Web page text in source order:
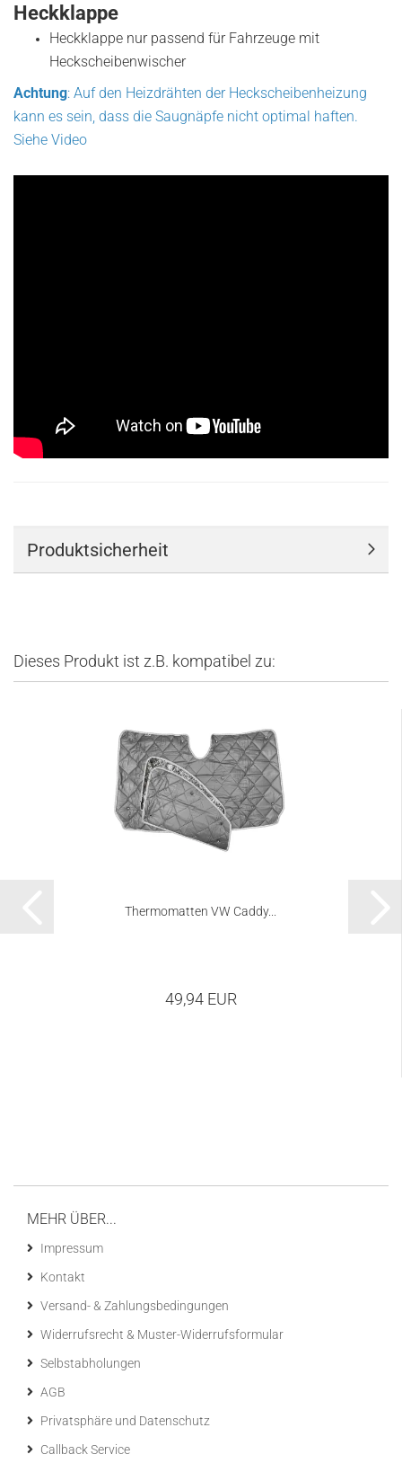
Heckklappe
Heckklappe nur passend für Fahrzeuge mit
Heckscheibenwischer
Achtung: Auf den Heizdrähten der Heckscheibenheizung
kann es sein, dass die Saugnäpfe nicht optimal haften.
Siehe Video
Produktsicherheit
Dieses Produkt ist z.B. kompatibel zu:
Thermomatten VW Caddy...
49,94 EUR
MEHR ÜBER...
Impressum
Kontakt
Versand- & Zahlungsbedingungen
Widerrufsrecht & Muster-Widerrufsformular
Selbstabholungen
AGB
Privatsphäre und Datenschutz
Callback Service